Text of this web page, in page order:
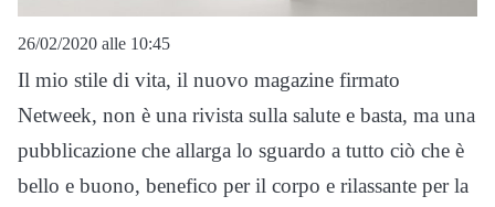
26/02/2020 alle 10:45
Il mio stile di vita, il nuovo magazine firmato
Netweek, non è una rivista sulla salute e basta, ma una
pubblicazione che allarga lo sguardo a tutto ciò che è
bello e buono, benefico per il corpo e rilassante per la